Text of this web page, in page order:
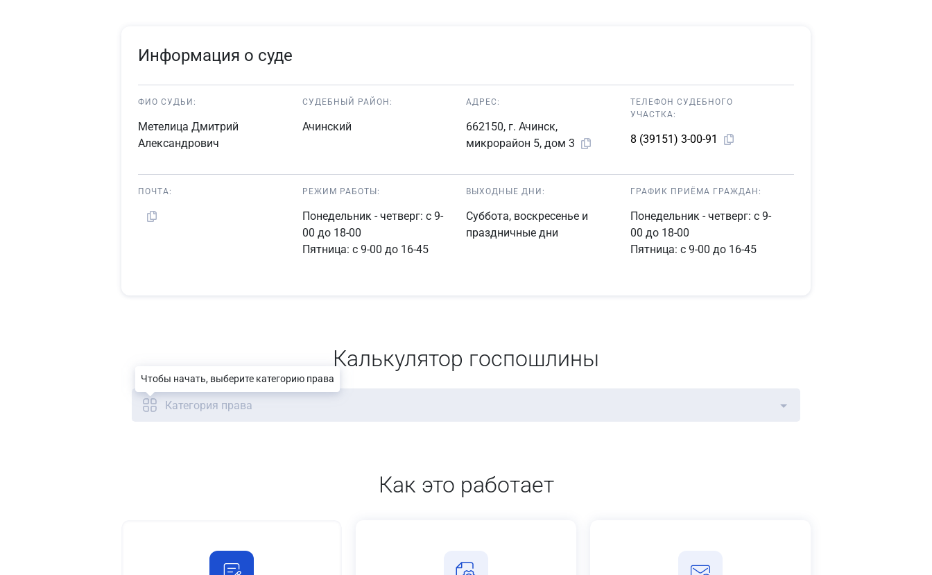
Информация о суде
ФИО СУДЬИ:
Метелица Дмитрий
Александрович
СУДЕБНЫЙ РАЙОН:
Ачинский
АДРЕС:
662150, г. Ачинск,
микрорайон 5, дом 3
ТЕЛЕФОН СУДЕБНОГО
УЧАСТКА:
8 (39151) 3-00-91
ПОЧТА: РЕЖИМ РАБОТЫ:
Понедельник - четверг: с 9-
00 до 18-00
Пятница: с 9-00 до 16-45
ВЫХОДНЫЕ ДНИ:
Суббота, воскресенье и
праздничные дни
ГРАФИК ПРИЁМА ГРАЖДАН:
Понедельник - четверг: с 9-
00 до 18-00
Пятница: с 9-00 до 16-45
Калькулятор госпошлины
Категория права
Как это работает
Чтобы начать, выберите категорию права